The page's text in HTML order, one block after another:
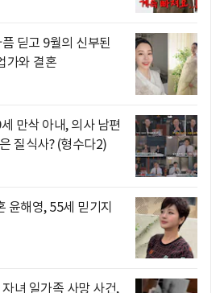
딛고 9월의 신부된
가와 결혼
만삭 아내, 의사 남편
질식사? (형수다2)
윤해영, 55세 믿기지
녀 일가족 사망 사건,